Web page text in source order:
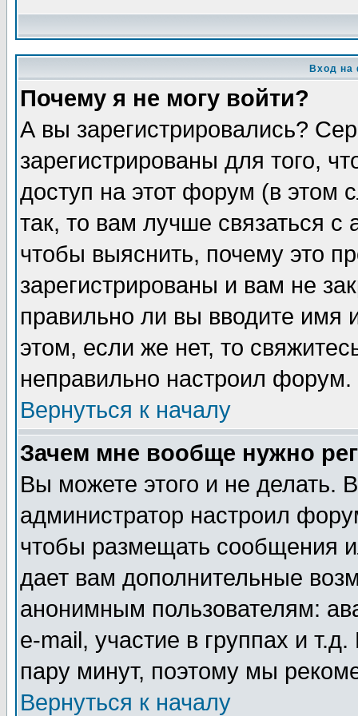
Вход на
Почему я не могу войти?
А вы зарегистрировались?
зарегистрированы для того,
доступ на этот форум (в этом
так, то вам лучше связаться
чтобы выяснить, почему это
зарегистрированы и вам не
правильно ли вы вводите
этом, если же нет, то
неправильно настроил форум.
Вернуться к началу
Зачем мне вообще нужно
Вы можете этого и не делать.
администратор настроил
чтобы размещать сообщения
дает вам дополнительные
анонимным пользователям:
e-mail, участие в группах и
пару минут, поэтому мы
Вернуться к началу